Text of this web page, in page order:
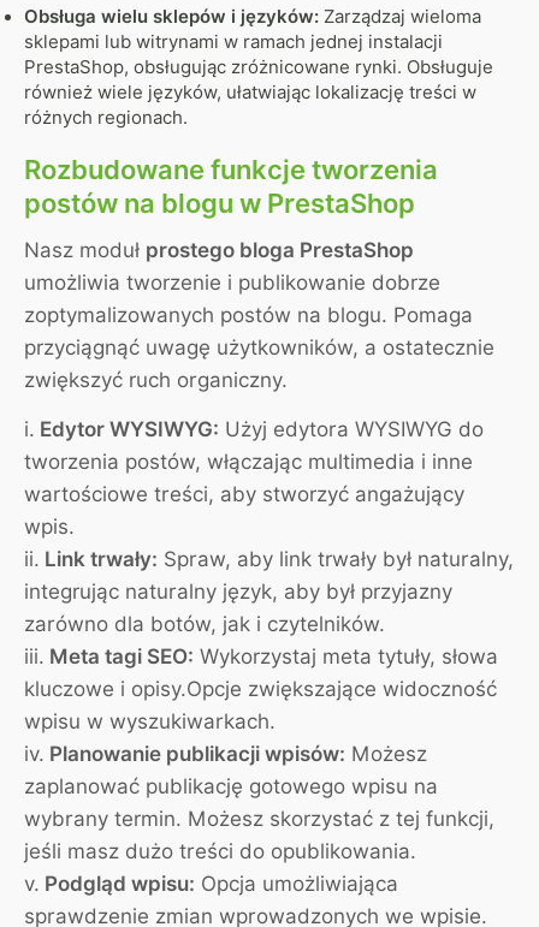
Obsługa wielu sklepów i języków: Zarządzaj wieloma
sklepami lub witrynami w ramach jednej instalacji
PrestaShop, obsługując zróżnicowane rynki. Obsługuje
również wiele języków, ułatwiając lokalizację treści w
różnych regionach.
Rozbudowane funkcje tworzenia
postów na blogu w PrestaShop
Nasz moduł prostego bloga PrestaShop
umożliwia tworzenie i publikowanie dobrze
zoptymalizowanych postów na blogu. Pomaga
przyciągnąć uwagę użytkowników, a ostatecznie
zwiększyć ruch organiczny.
i. Edytor WYSIWYG: Użyj edytora WYSIWYG do
tworzenia postów, włączając multimedia i inne
wartościowe treści, aby stworzyć angażujący
wpis.
ii. Link trwały: Spraw, aby link trwały był naturalny,
integrując naturalny język, aby był przyjazny
zarówno dla botów, jak i czytelników.
iii. Meta tagi SEO: Wykorzystaj meta tytuły, słowa
kluczowe i opisy.Opcje zwiększające widoczność
wpisu w wyszukiwarkach.
iv. Planowanie publikacji wpisów: Możesz
zaplanować publikację gotowego wpisu na
wybrany termin. Możesz skorzystać z tej funkcji,
jeśli masz dużo treści do opublikowania.
v. Podgląd wpisu: Opcja umożliwiająca
sprawdzenie zmian wprowadzonych we wpisie.